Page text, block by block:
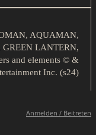
AQUAMAN,
GREEN LANTERN,
and elements © &
Inc. (s24)
Anmelden / Beitreten